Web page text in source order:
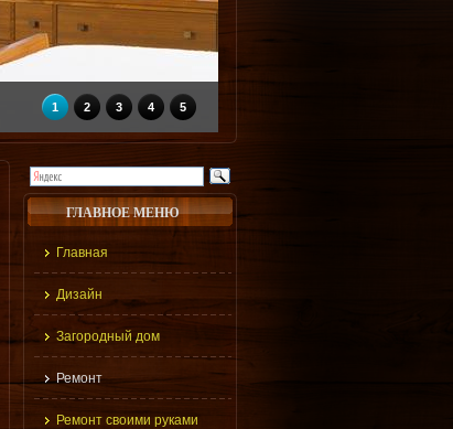
1 2 3 4 5
ГЛАВНОЕ МЕНЮ
Главная
Дизайн
Загородный дом
Ремонт
Ремонт своими руками